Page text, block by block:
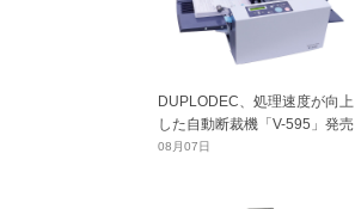
DUPLODEC、処理速度が向上
した自動断裁機「V-595」発売
08月07日